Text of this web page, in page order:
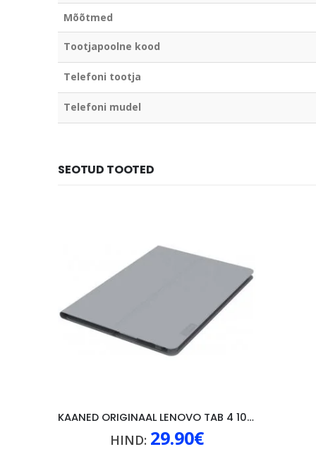
Mõõtmed
Tootjapoolne kood
Telefoni tootja
Telefoni mudel
SEOTUD TOOTED
KAANED ORIGINAAL LENOVO TAB 4 10″, HALL
HIND: 29.90€